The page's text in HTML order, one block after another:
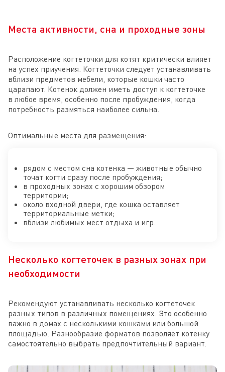
Места активности, сна и проходные зоны
Расположение когтеточки для котят критически влияет
на успех приучения. Когтеточки следует устанавливать
вблизи предметов мебели, которые кошки часто
царапают. Котенок должен иметь доступ к когтеточке
в любое время, особенно после пробуждения, когда
потребность размяться наиболее сильна.
Оптимальные места для размещения:
рядом с местом сна котенка — животные обычно
точат когти сразу после пробуждения;
в проходных зонах с хорошим обзором
территории;
около входной двери, где кошка оставляет
территориальные метки;
вблизи любимых мест отдыха и игр.
Несколько когтеточек в разных зонах при
необходимости
Рекомендуют устанавливать несколько когтеточек
разных типов в различных помещениях. Это особенно
важно в домах с несколькими кошками или большой
площадью. Разнообразие форматов позволяет котенку
самостоятельно выбрать предпочтительный вариант.